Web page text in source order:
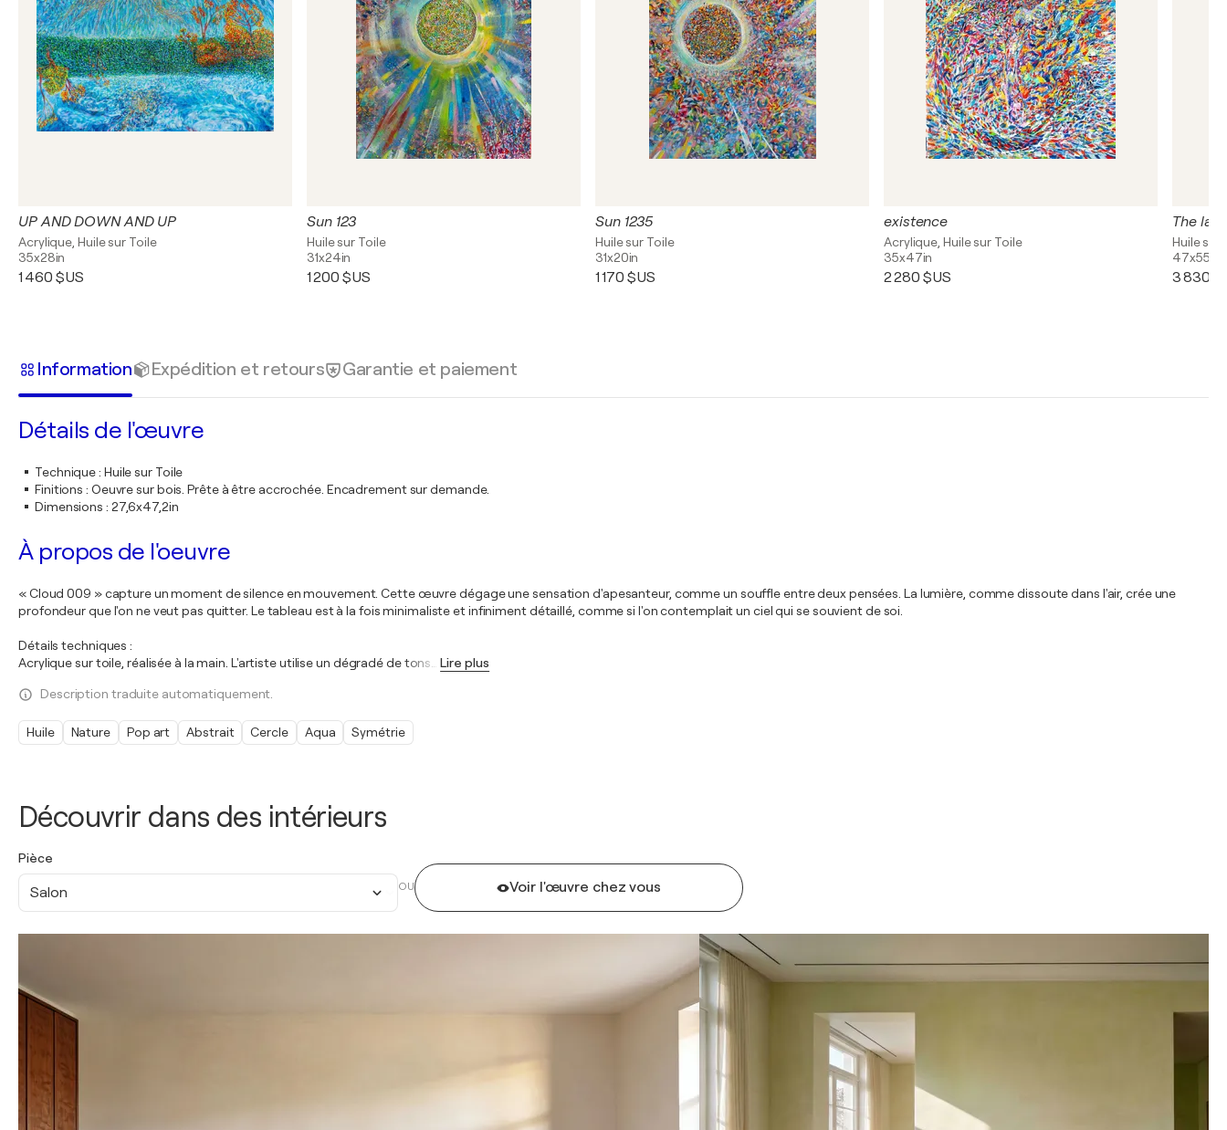
Découvrir dans des intérieurs
Pièce
Salon OU Voir l'œuvre chez vous
UP AND DOWN AND UP
Acrylique, Huile sur Toile
35x28in
1 460 $US
Sun 123
Huile sur Toile
31x24in
1 200 $US
Sun 1235
Huile sur Toile
31x20in
1 170 $US
existence
Acrylique, Huile sur Toile
35x47in
2 280 $US
Huile sur
47x55in
3 830
Information Expédition et retours Garantie et paiement
Détails de l'œuvre
Technique: Huile sur Toile
Finitions : Oeuvre sur bois. Prête à être accrochée. Encadrement sur demande.
Dimensions : 27,6x47,2in
À propos de l'oeuvre
« Cloud 009 » capture un moment de silence en mouvement. Cette œuvre dégage une sensation d'apesanteur, comme un souffle entre deux pensées. La lumière, comme dissoute dans l'air, crée une
profondeur que l'on ne veut pas quitter. Le tableau est à la fois minimaliste et infiniment détaillé, comme si l'on contemplait un ciel qui se souvient de soi.
Détails techniques :
Acrylique sur toile, réalisée à la main. L'artiste utilise un dégradé de tons
Lire plus
Description traduite automatiquement.
Huile Nature Pop art Abstrait Cercle Aqua Symétrie